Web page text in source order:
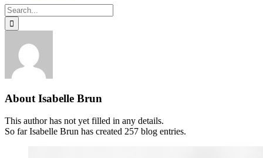
Search
for:
About Isabelle Brun
This author has not yet filled in any details.
So far Isabelle Brun has created 257 blog entries.